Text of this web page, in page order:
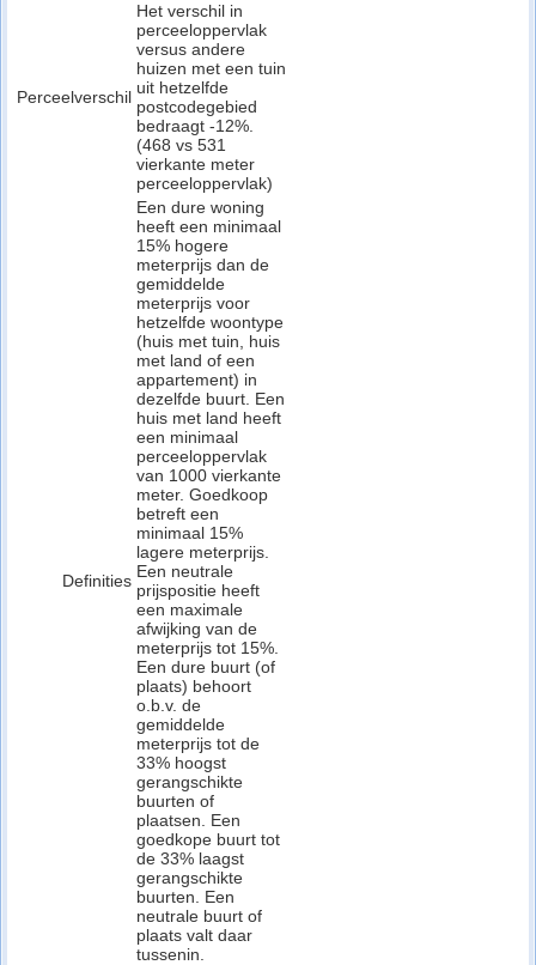
Perceelverschil
Het verschil in
perceeloppervlak
versus andere
huizen met een tuin
uit hetzelfde
postcodegebied
bedraagt -12%.
(468 vs 531
vierkante meter
perceeloppervlak)
Definities
Een dure woning
heeft een minimaal
15% hogere
meterprijs dan de
gemiddelde
meterprijs voor
hetzelfde woontype
(huis met tuin, huis
met land of een
appartement) in
dezelfde buurt. Een
huis met land heeft
een minimaal
perceeloppervlak
van 1000 vierkante
meter. Goedkoop
betreft een
minimaal 15%
lagere meterprijs.
Een neutrale
prijspositie heeft
een maximale
afwijking van de
meterprijs tot 15%.
Een dure buurt (of
plaats) behoort
o.b.v. de
gemiddelde
meterprijs tot de
33% hoogst
gerangschikte
buurten of
plaatsen. Een
goedkope buurt tot
de 33% laagst
gerangschikte
buurten. Een
neutrale buurt of
plaats valt daar
tussenin.